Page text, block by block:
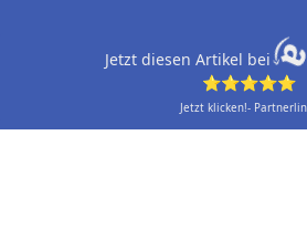
Jetzt diesen Artikel bei
⭐⭐⭐⭐⭐
Jetzt klicken!-